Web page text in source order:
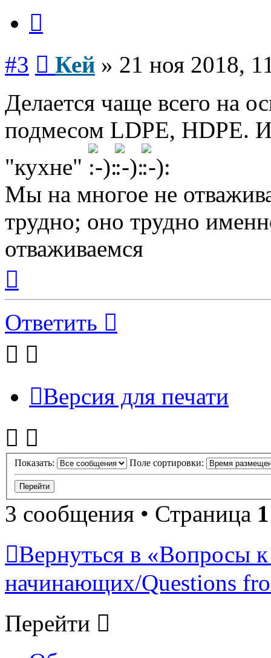
#3 Кей » 21 ноя 2018,
Делается чаще всего на
подмесом LDPE, HDPE.
"кухне"
Мы на многое не
трудно; оно трудно
отваживаемся
началу
Ответить
Версия для печати
Показать: Поле сортировки:
3 сообщения • Страница 1
Вернуться в «Вопросы
начинающих/Questions
Перейти